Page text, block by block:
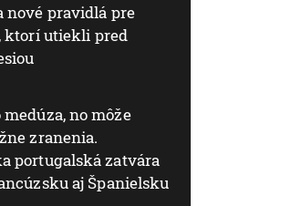
nové pravidlá pre
ktorí utiekli pred
no môže
zranenia.
portugalská zatvára
aj Španielsku